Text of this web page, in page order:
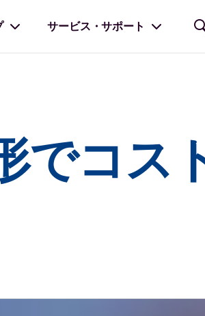
サービス・サポート
でコス